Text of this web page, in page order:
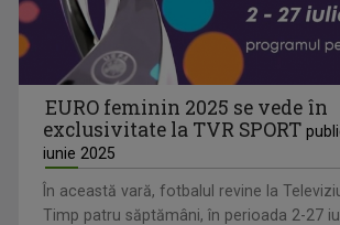
EURO feminin 2025 se vede în
exclusivitate la TVR SPORT
iunie 2025
În această vară, fotbalul revine la
Timp patru săptămâni, în perioada 2-27